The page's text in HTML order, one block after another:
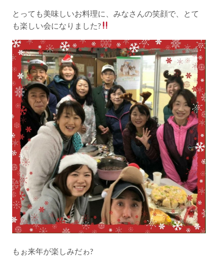
とっても美味しいお料理に、みなさんの笑顔で、とて
も楽しい会になりました?
もぉ来年が楽しみだゎ?